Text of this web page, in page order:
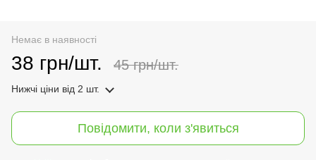
Немає в наявності
38 грн/шт. 45 грн/шт.
Нижчі ціни від 2 шт.
Повідомити, коли з'явиться